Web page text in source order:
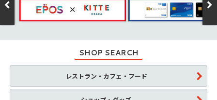
SHOP SEARCH
レストラン・カフェ・フード